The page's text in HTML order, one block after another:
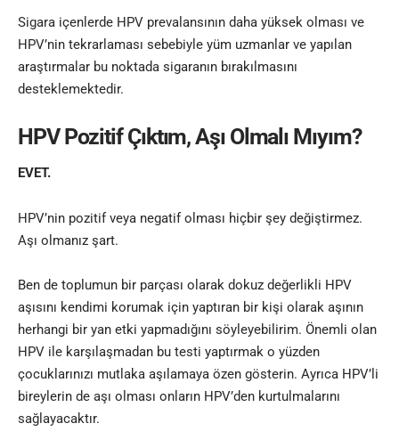
Sigara içenlerde HPV prevalansının daha yüksek olması ve
HPV’nin tekrarlaması sebebiyle yüm uzmanlar ve yapılan
araştırmalar bu noktada sigaranın bırakılmasını
desteklemektedir.
HPV Pozitif Çıktım, Aşı Olmalı Mıyım?
EVET.
HPV’nin pozitif veya negatif olması hiçbir şey değiştirmez.
Aşı olmanız şart.
Ben de toplumun bir parçası olarak dokuz değerlikli HPV
aşısını kendimi korumak için yaptıran bir kişi olarak aşının
herhangi bir yan etki yapmadığını söyleyebilirim. Önemli olan
HPV ile karşılaşmadan bu testi yaptırmak o yüzden
çocuklarınızı mutlaka aşılamaya özen gösterin. Ayrıca HPV’li
bireylerin de aşı olması onların HPV’den kurtulmalarını
sağlayacaktır.